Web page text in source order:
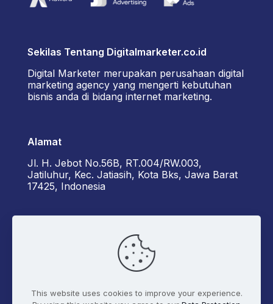
Sekilas Tentang Digitalmarketer.co.id
Digital Marketer merupakan perusahaan digital
marketing agency yang mengerti kebutuhan
bisnis anda di bidang internet marketing.
Alamat
Jl. H. Jebot No.56B, RT.004/RW.003,
Jatiluhur, Kec. Jatiasih, Kota Bks, Jawa Barat
17425, Indonesia
+6285162929922 - Diorama
admin@digitalmarketer.co.id
This website uses cookies to improve your experience.